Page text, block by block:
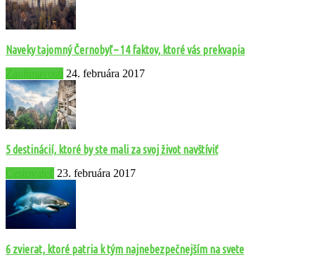
Naveky tajomný Černobyľ – 14 faktov, ktoré vás prekvapia
Zaujímavosti 24. februára 2017
5 destinácií, ktoré by ste mali za svoj život navštíviť
Cestovateľ 23. februára 2017
6 zvierat, ktoré patria k tým najnebezpečnejším na svete